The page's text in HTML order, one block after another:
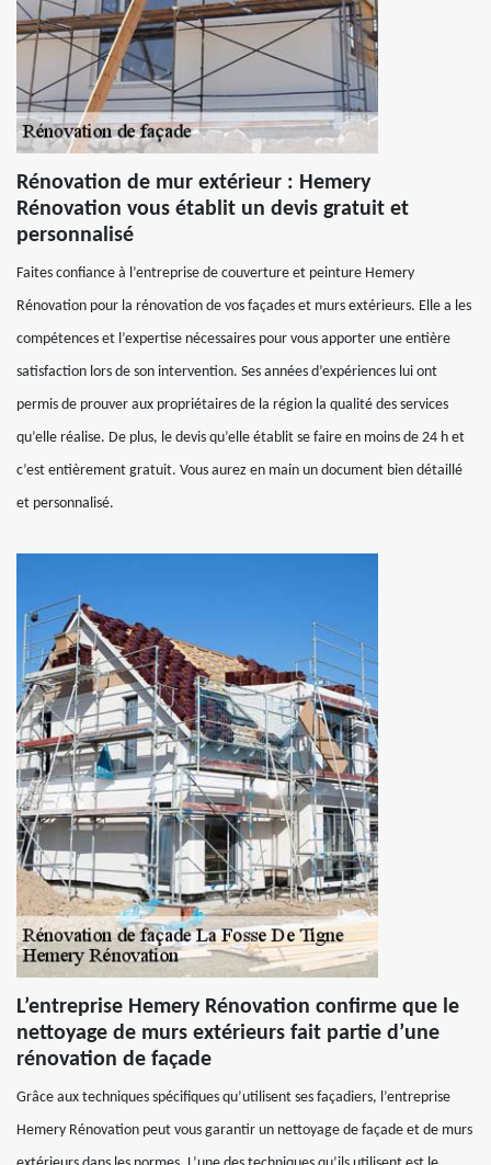
Rénovation de mur extérieur : Hemery
Rénovation vous établit un devis gratuit et
personnalisé
Faites confiance à l’entreprise de couverture et peinture Hemery
Rénovation pour la rénovation de vos façades et murs extérieurs. Elle a les
compétences et l’expertise nécessaires pour vous apporter une entière
satisfaction lors de son intervention. Ses années d’expériences lui ont
permis de prouver aux propriétaires de la région la qualité des services
qu’elle réalise. De plus, le devis qu’elle établit se faire en moins de 24 h et
c’est entièrement gratuit. Vous aurez en main un document bien détaillé
et personnalisé.
L’entreprise Hemery Rénovation confirme que le
nettoyage de murs extérieurs fait partie d’une
rénovation de façade
Grâce aux techniques spécifiques qu’utilisent ses façadiers, l’entreprise
Hemery Rénovation peut vous garantir un nettoyage de façade et de murs